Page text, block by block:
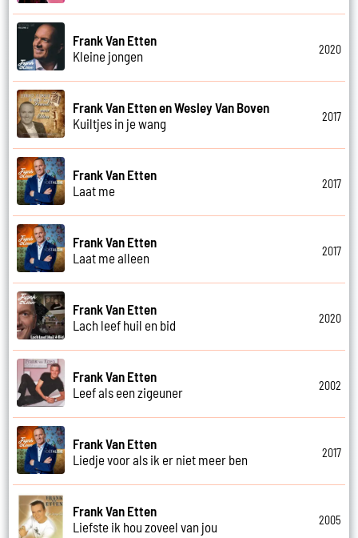
Frank Van Etten
Kleine jongen
2020
Frank Van Etten en Wesley Van Boven
Kuiltjes in je wang
2017
Frank Van Etten
Laat me
2017
Frank Van Etten
Laat me alleen
2017
Frank Van Etten
Lach leef huil en bid
2020
Frank Van Etten
Leef als een zigeuner
2002
Frank Van Etten
Liedje voor als ik er niet meer ben
2017
Frank Van Etten
Liefste ik hou zoveel van jou
2005